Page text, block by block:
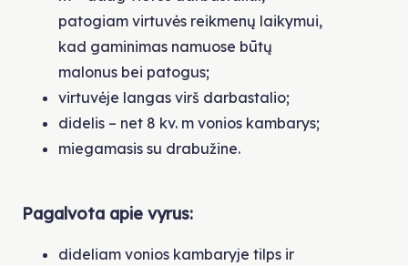
patogiam virtuvės reikmenų laikymui,
kad gaminimas namuose būtų
malonus bei patogus;
virtuvėje langas virš darbastalio;
didelis – net 8 kv. m vonios kambarys;
miegamasis su drabužine.
Pagalvota apie vyrus:
dideliam vonios kambaryje tilps ir